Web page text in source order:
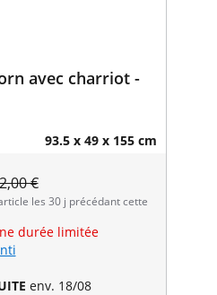
avec charriot -
93.5 x 49 x 155 cm
€
les 30 j précédant cette
durée limitée
env. 18/08